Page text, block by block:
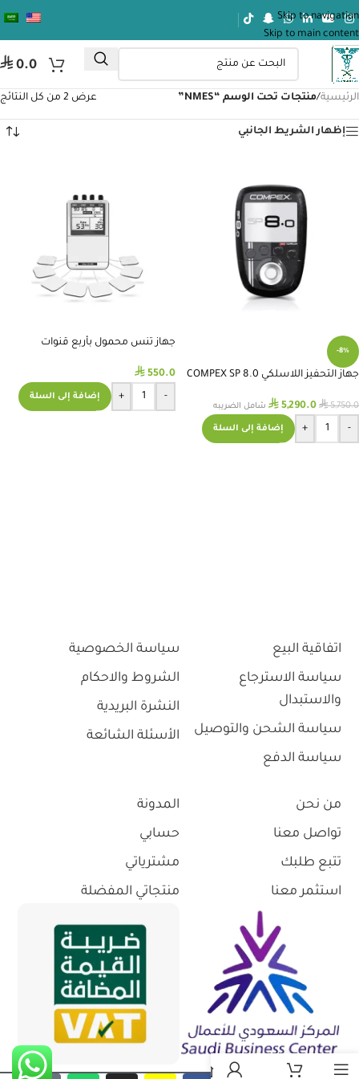
Skip to navigation
Skip to main content
⃁ 0.0
الرئيسية/منتجات تحت الوسم “NMES” عرض ⁦2⁩ من كل النتائج
إظهار الشريط الجانبي
-8%
جهاز التحفيز اللاسلكي COMPEX SP 8.0
⃁5,750.0
⃁ 5,290.0 شامل الضريبه
-
+ إضافة إلى السلة
جهاز تنس محمول بأربع قنوات
⃁ 550.0
-
+ إضافة إلى السلة
اتفاقية البيع
سياسة الاسترجاع
والاستبدال
سياسة الشحن والتوصيل
سياسة الدفع
سياسة الخصوصية
الشروط والاحكام
النشرة البريدية
الأسئلة الشائعة
من نحن
تواصل معنا
تتبع طلبك
استثمر معنا
المدونة
حسابي
مشترياتي
منتجاتي المفضلة